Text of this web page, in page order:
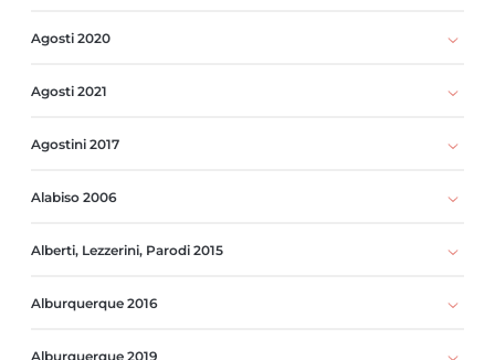
Agosti 2020
Agosti 2021
Agostini 2017
Alabiso 2006
Alberti, Lezzerini, Parodi 2015
Alburquerque 2016
Alburquerque 2019